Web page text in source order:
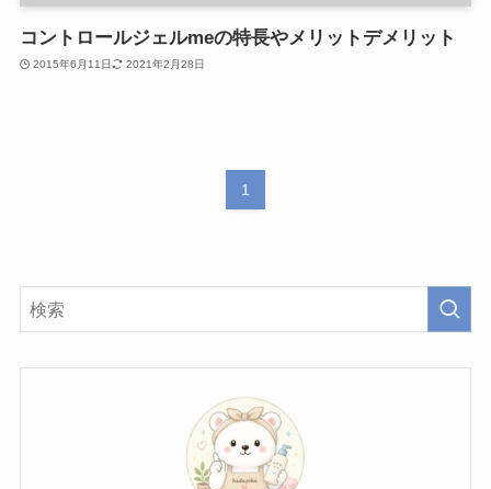
コントロールジェルmeの特長やメリットデメリット
2015年6月11日 2021年2月28日
1